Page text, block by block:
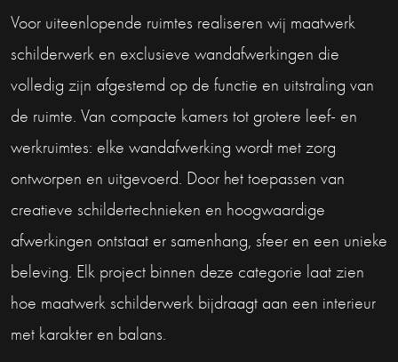
Voor uiteenlopende ruimtes realiseren wij maatwerk
schilderwerk en exclusieve wandafwerkingen die
volledig zijn afgestemd op de functie en uitstraling van
de ruimte. Van compacte kamers tot grotere leef- en
werkruimtes: elke wandafwerking wordt met zorg
ontworpen en uitgevoerd. Door het toepassen van
creatieve schildertechnieken en hoogwaardige
afwerkingen ontstaat er samenhang, sfeer en een unieke
beleving. Elk project binnen deze categorie laat zien
hoe maatwerk schilderwerk bijdraagt aan een interieur
met karakter en balans.